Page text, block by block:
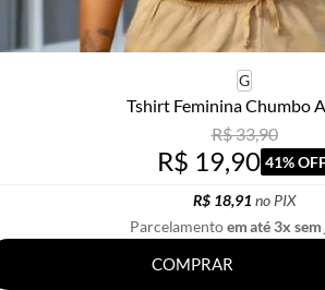
G
Tshirt Feminina Chumbo
R$ 33,90
R$ 19,90 41%
R$ 18,91 no PIX
Parcelamentoem até 3x
COMPRAR